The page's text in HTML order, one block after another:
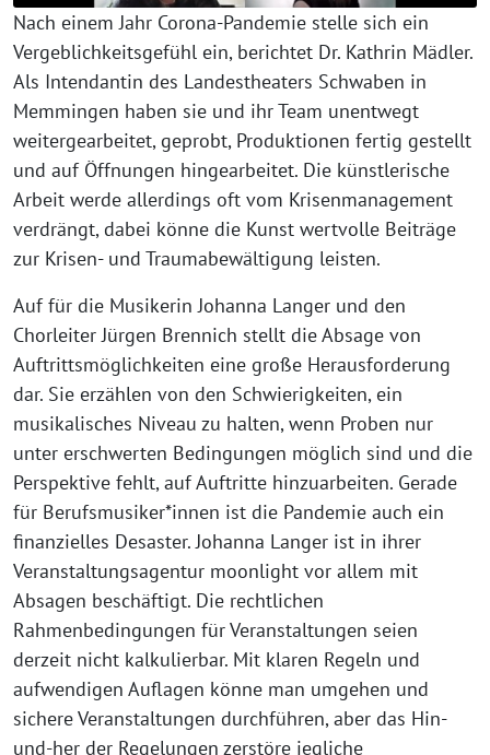
Nach einem Jahr Corona-Pandemie stelle sich ein
Vergeblichkeitsgefühl ein, berichtet Dr. Kathrin Mädler.
Als Intendantin des Landestheaters Schwaben in
Memmingen haben sie und ihr Team unentwegt
weitergearbeitet, geprobt, Produktionen fertig gestellt
und auf Öffnungen hingearbeitet. Die künstlerische
Arbeit werde allerdings oft vom Krisenmanagement
verdrängt, dabei könne die Kunst wertvolle Beiträge
zur Krisen- und Traumabewältigung leisten.
Auf für die Musikerin Johanna Langer und den
Chorleiter Jürgen Brennich stellt die Absage von
Auftrittsmöglichkeiten eine große Herausforderung
dar. Sie erzählen von den Schwierigkeiten, ein
musikalisches Niveau zu halten, wenn Proben nur
unter erschwerten Bedingungen möglich sind und die
Perspektive fehlt, auf Auftritte hinzuarbeiten. Gerade
für Berufsmusiker*innen ist die Pandemie auch ein
finanzielles Desaster. Johanna Langer ist in ihrer
Veranstaltungsagentur moonlight vor allem mit
Absagen beschäftigt. Die rechtlichen
Rahmenbedingungen für Veranstaltungen seien
derzeit nicht kalkulierbar. Mit klaren Regeln und
aufwendigen Auflagen könne man umgehen und
sichere Veranstaltungen durchführen, aber das Hin-
und-her der Regelungen zerstöre jegliche